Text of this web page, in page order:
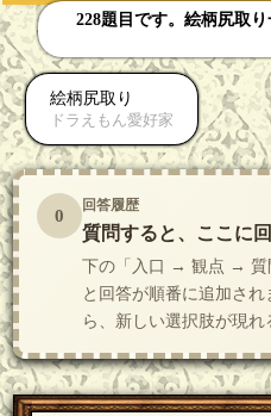
228題目です。絵柄尻取
絵柄尻取り
ドラえもん愛好家
0 回答履歴
質問すると、ここに
下の「入口 → 観点 → 質
と回答が順番に追加さ
ら、新しい選択肢が現れ